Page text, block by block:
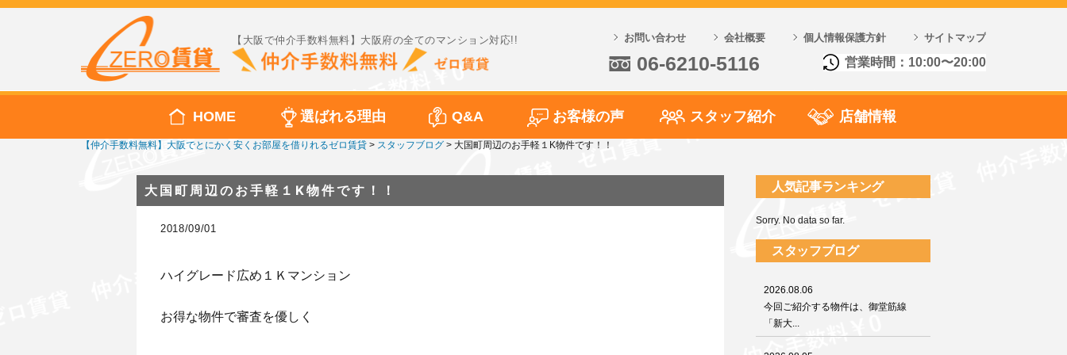
【大阪で仲介手数料無料】大阪府の全てのマンション対応!! お問い合わせ 会社概要 個人情報保護方針 サイトマップ
06-6210-5116 営業時間：10:00〜20:00
HOME 選ばれる理由 Q&A お客様の声 スタッフ紹介 店舗情報
【仲介手数料無料】大阪でとにかく安くお部屋を借りれるゼロ賃貸 > スタッフブログ > 大国町周辺のお手軽１K物件です！！
大国町周辺のお手軽１K物件です！！
2018/09/01
ハイグレード広め１Ｋマンション
お得な物件で審査を優しく
人気記事ランキング
Sorry. No data so far.
スタッフブログ
2026.08.06
今回ご紹介する物件は、御堂筋線
「新大...